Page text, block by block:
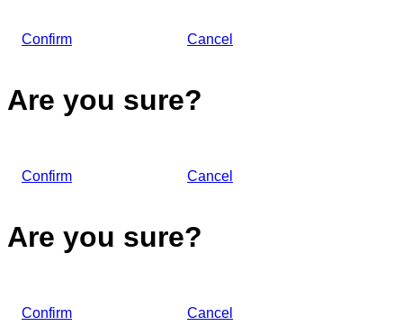
Confirm Cancel
Are you sure?
Confirm Cancel
Are you sure?
Confirm Cancel